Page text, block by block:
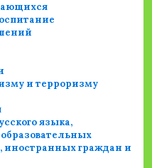
и терроризму
языка,
граждан и